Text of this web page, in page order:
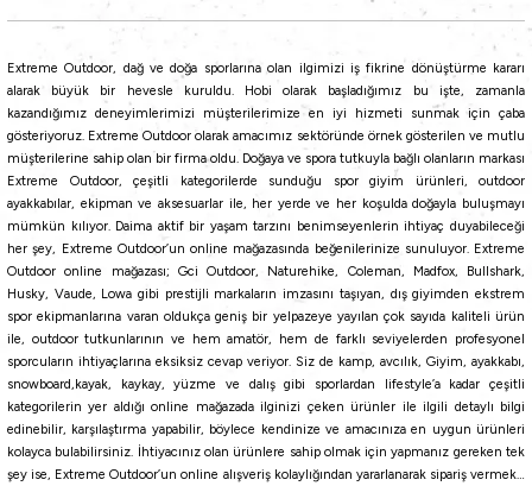
Extreme Outdoor, dağ ve doğa sporlarına olan ilgimizi iş fikrine dönüştürme kararı
alarak büyük bir hevesle kuruldu. Hobi olarak başladığımız bu işte, zamanla
kazandığımız deneyimlerimizi müşterilerimize en iyi hizmeti sunmak için çaba
gösteriyoruz. Extreme Outdoor olarak amacımız sektöründe örnek gösterilen ve mutlu
müşterilerine sahip olan bir firma oldu. Doğaya ve spora tutkuyla bağlı olanların markası
Extreme Outdoor, çeşitli kategorilerde sunduğu spor giyim ürünleri, outdoor
ayakkabılar, ekipman ve aksesuarlar ile, her yerde ve her koşulda doğayla buluşmayı
mümkün kılıyor. Daima aktif bir yaşam tarzını benimseyenlerin ihtiyaç duyabileceği
her şey, Extreme Outdoor’un online mağazasında beğenilerinize sunuluyor. Extreme
Outdoor online mağazası; Gci Outdoor, Naturehike, Coleman, Madfox, Bullshark,
Husky, Vaude, Lowa gibi prestijli markaların imzasını taşıyan, dış giyimden ekstrem
spor ekipmanlarına varan oldukça geniş bir yelpazeye yayılan çok sayıda kaliteli ürün
ile, outdoor tutkunlarının ve hem amatör, hem de farklı seviyelerden profesyonel
sporcuların ihtiyaçlarına eksiksiz cevap veriyor. Siz de kamp, avcılık, Giyim, ayakkabı,
snowboard,kayak, kaykay, yüzme ve dalış gibi sporlardan lifestyle’a kadar çeşitli
kategorilerin yer aldığı online mağazada ilginizi çeken ürünler ile ilgili detaylı bilgi
edinebilir, karşılaştırma yapabilir, böylece kendinize ve amacınıza en uygun ürünleri
kolayca bulabilirsiniz. İhtiyacınız olan ürünlere sahip olmak için yapmanız gereken tek
şey ise, Extreme Outdoor’un online alışveriş kolaylığından yararlanarak sipariş vermek…